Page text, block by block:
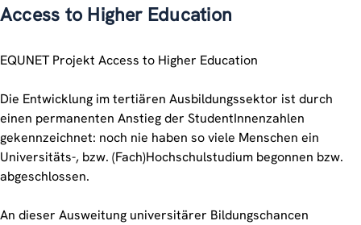
Access to Higher Education
EQUNET Projekt Access to Higher Education
Die Entwicklung im tertiären Ausbildungssektor ist durch
einen permanenten Anstieg der StudentInnenzahlen
gekennzeichnet: noch nie haben so viele Menschen ein
Universitäts-, bzw. (Fach)Hochschulstudium begonnen bzw.
abgeschlossen.
An dieser Ausweitung universitärer Bildungschancen